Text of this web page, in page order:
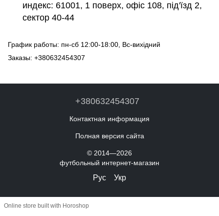
индекс: 61001, 1 поверх, офіс 108, під'їзд 2,
сектор 40-44
График работы: пн-сб 12:00-18:00, Вс-вихідний
Заказы: +380632454307
+380632454307
Контактная информация
Полная версия сайта
© 2014—2026
футбольный интернет-магазин
Рус Укр
Online store built with Horoshop